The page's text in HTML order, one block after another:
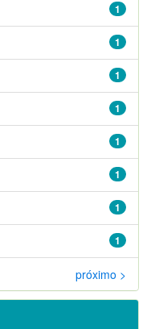
1
1
1
1
1
1
1
1
próximo >